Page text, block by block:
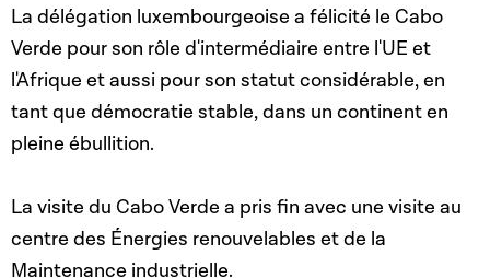
La délégation luxembourgeoise a félicité le Cabo
Verde pour son rôle d'intermédiaire entre l'UE et
l'Afrique et aussi pour son statut considérable, en
tant que démocratie stable, dans un continent en
pleine ébullition.
La visite du Cabo Verde a pris fin avec une visite au
centre des Énergies renouvelables et de la
Maintenance industrielle.